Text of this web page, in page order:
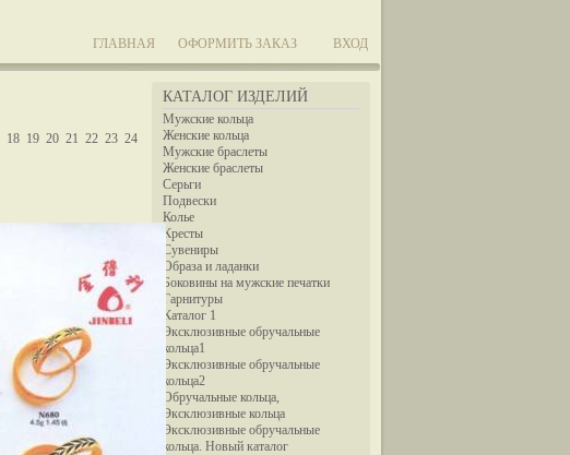
ГЛАВНАЯ ОФОРМИТЬ ЗАКАЗ ВХОД
КАТАЛОГ ИЗДЕЛИЙ
Мужские кольца
Женские кольца
Мужские браслеты
Женские браслеты
Серьги
Подвески
Колье
Кресты
Сувениры
Образа и ладанки
Боковины на мужские печатки
Гарнитуры
Каталог 1
Эксклюзивные обручальные
кольца1
Эксклюзивные обручальные
кольца2
Обручальные кольца,
Эксклюзивные кольца
Эксклюзивные обручальные
кольца. Новый каталог
18 19 20 21 22 23 24